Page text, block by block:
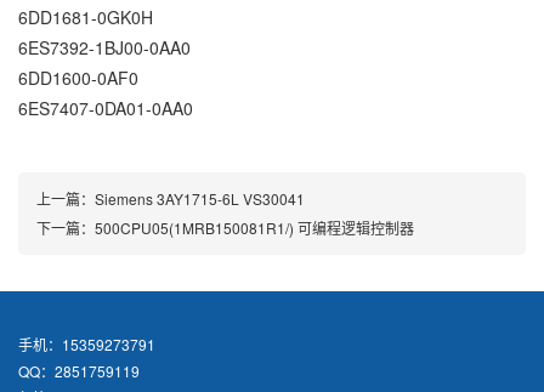
6DD1681-0GK0H
6ES7392-1BJ00-0AA0
6DD1600-0AF0
6ES7407-0DA01-0AA0
上一篇： Siemens 3AY1715-6L VS30041
下一篇： 500CPU05(1MRB150081R1/) 可编程逻辑控制器
手机：15359273791
QQ：2851759119